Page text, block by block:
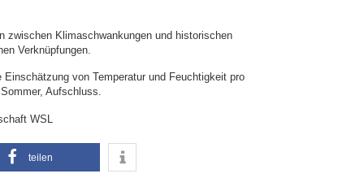
zwischen Klimaschwankungen und historischen
Verknüpfungen.
von Temperatur und Feuchtigkeit pro
Aufschluss.
WSL
teilen